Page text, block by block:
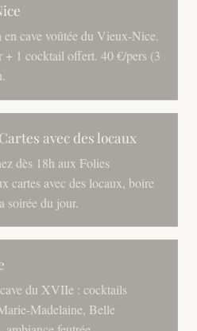
cave voûtée du Vieux-Nice.
+ 1 cocktail offert. 40 €/pers (3
avec des locaux
dès 18h aux Folies
cartes avec des locaux, boire
soirée du jour.
du XVIIe : cocktails
Madelaine, Belle